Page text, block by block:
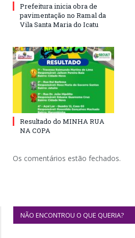
Prefeitura inicia obra de
pavimentação no Ramal da
Vila Santa Maria do Icatu
Resultado do MINHA RUA
NA COPA
Os comentários estão fechados.
NÃO ENCONTROU O QUE QUERIA?